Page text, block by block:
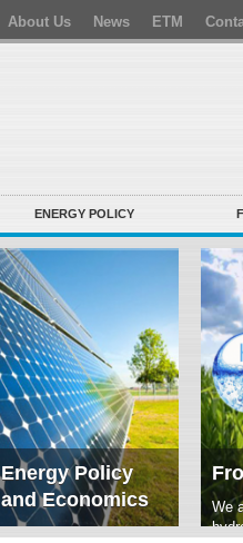
About Us News ETM
ENERGY POLICY
Energy Policy
and Economics
We focus on solar
We